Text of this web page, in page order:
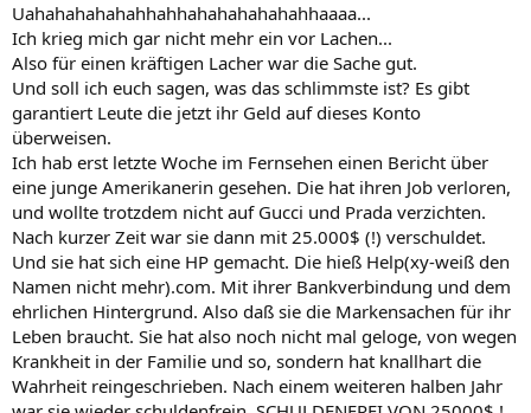
Uahahahahahahhahhahahahahahahhaaaa...
Ich krieg mich gar nicht mehr ein vor Lachen...
Also für einen kräftigen Lacher war die Sache gut.
Und soll ich euch sagen, was das schlimmste ist? Es gibt
garantiert Leute die jetzt ihr Geld auf dieses Konto
überweisen.
Ich hab erst letzte Woche im Fernsehen einen Bericht über
eine junge Amerikanerin gesehen. Die hat ihren Job verloren,
und wollte trotzdem nicht auf Gucci und Prada verzichten.
Nach kurzer Zeit war sie dann mit 25.000$ (!) verschuldet.
Und sie hat sich eine HP gemacht. Die hieß Help(xy-weiß den
Namen nicht mehr).com. Mit ihrer Bankverbindung und dem
ehrlichen Hintergrund. Also daß sie die Markensachen für ihr
Leben braucht. Sie hat also noch nicht mal geloge, von wegen
Krankheit in der Familie und so, sondern hat knallhart die
Wahrheit reingeschrieben. Nach einem weiteren halben Jahr